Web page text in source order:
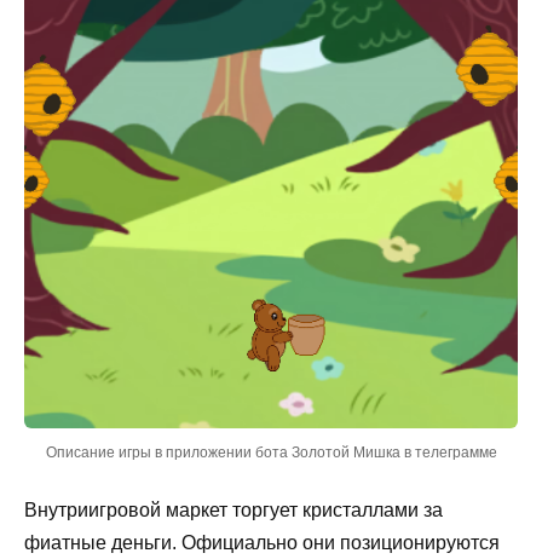
Описание игры в приложении бота Золотой Мишка в телеграмме
Внутриигровой маркет торгует кристаллами за
фиатные деньги. Официально они позиционируются